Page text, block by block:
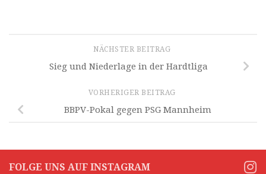
NÄCHSTER BEITRAG
Sieg und Niederlage in der Hardtliga
VORHERIGER BEITRAG
BBPV-Pokal gegen PSG Mannheim
FOLGE UNS AUF INSTAGRAM